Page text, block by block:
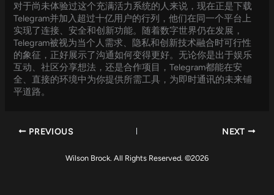
对于尚未体验过这个充满活力系统的人来说，现在正是下载
Telegram并加入超过十亿用户的行列，他们在同一个平台上
实现了连接、安全和创新功能。随着数字世界仍在发展，
Telegram被视为当个人需求、隐私和创新技术融合时可行性
的象征，正好展示了沟通如何变得更好。无论你是出于娱乐
互动、社区分享想法，还是合作项目，Telegram都能在安
全、直接的环境中为你提供所需工具，为即时通讯的未来铺
平道路。
PREVIOUS NEXT
Wilson Brock. All Rights Reserved. ©2026